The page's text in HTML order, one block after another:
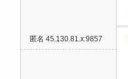
匿名 45.130.81.x:9857